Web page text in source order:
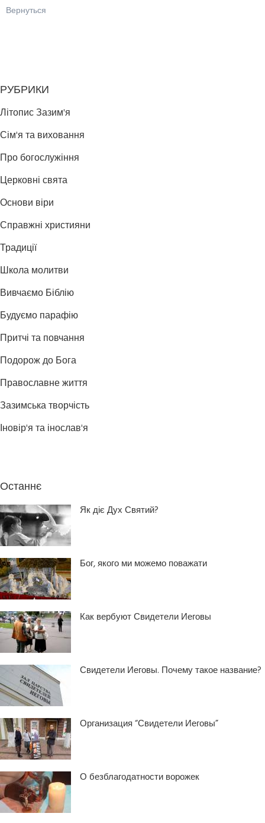
Вернуться
РУБРИКИ
Літопис Зазим'я
Сім'я та виховання
Про богослужіння
Церковні свята
Основи віри
Справжні християни
Традиції
Школа молитви
Вивчаємо Біблію
Будуємо парафію
Притчі та повчання
Подорож до Бога
Православне життя
Зазимська творчість
Іновір'я та інослав'я
Останнє
Як діє Дух Святий?
Бог, якого ми можемо поважати
Как вербуют Свидетели Иеговы
Свидетели Иеговы. Почему такое название?
Организация “Свидетели Иеговы”
О безблагодатности ворожек